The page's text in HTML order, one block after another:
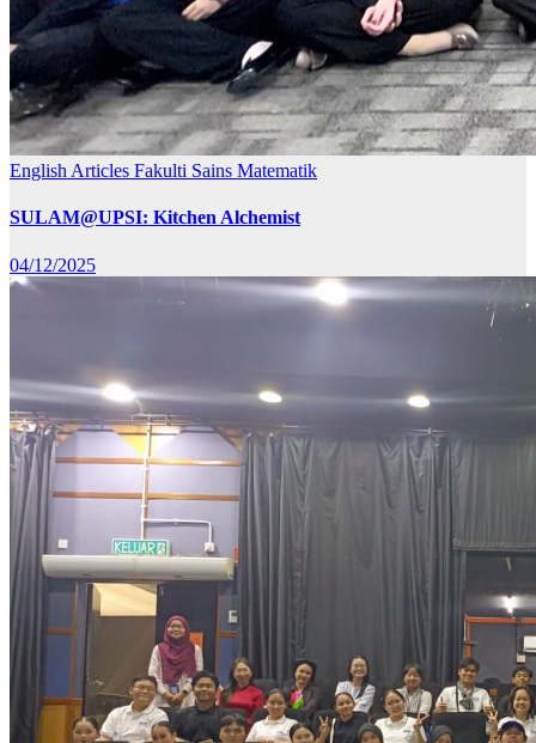
English Articles Fakulti Sains Matematik
SULAM@UPSI: Kitchen Alchemist
04/12/2025